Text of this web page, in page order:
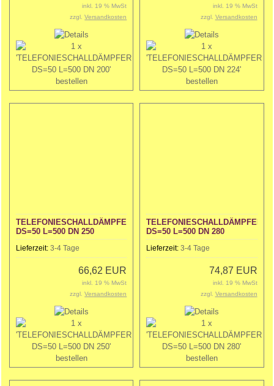
inkl. 19 % MwSt
zzgl.Versandkosten
inkl. 19 % MwSt
zzgl. Versandkosten
TELEFONIESCHALLDÄMPFER
DS=50 L=500 DN 250
Lieferzeit: 3-4 Tage
66,62 EUR
inkl. 19 % MwSt
zzgl.Versandkosten
TELEFONIESCHALLDÄMPFER
DS=50 L=500 DN 280
Lieferzeit:3-4 Tage
74,87 EUR
inkl. 19 % MwSt
zzgl. Versandkosten